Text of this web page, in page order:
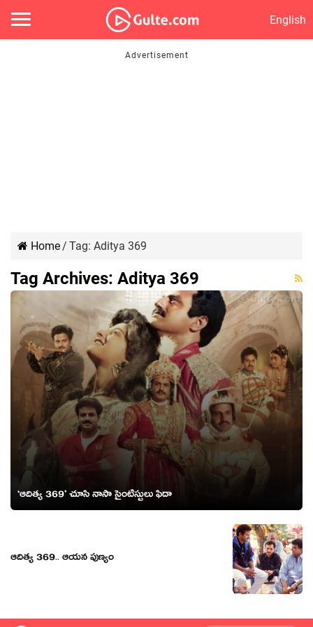
English
Home/ Tag: Aditya 369
Tag Archives: Aditya 369
‘ఆదిత్య 369’ చూసి నాసా సైంటిస్టులు ఫిదా
ఆదిత్య 369.. ఆయ‌న పుణ్యం